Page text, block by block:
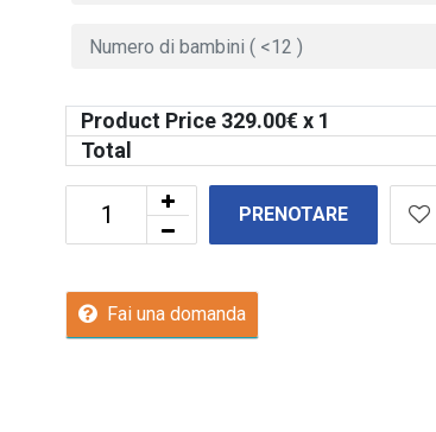
Product Price 329.00€ x 1
Total
PRENOTARE
Fai una domanda